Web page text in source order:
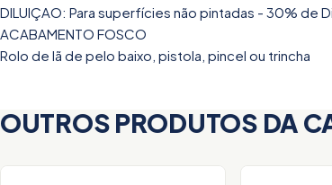
DILUIÇAO: Para superfícies não pintadas - 30% de
ACABAMENTO FOSCO
Rolo de lã de pelo baixo, pistola, pincel ou trincha
OUTROS PRODUTOS DA